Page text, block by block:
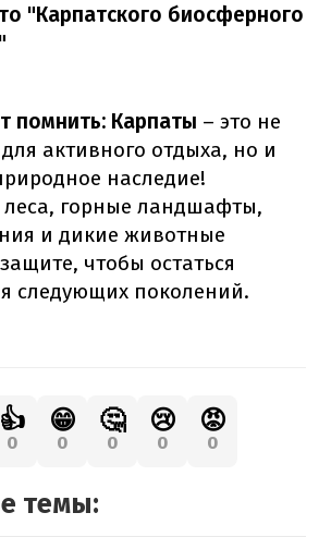
"Карпатского биосферного
помнить: Карпаты – это не
активного отдыха, но и
наследие!
горные ландшафты,
и дикие животные
чтобы остаться
следующих поколений.
👍
0
😁
0
🤔
0
😢
0
😡
0
темы: